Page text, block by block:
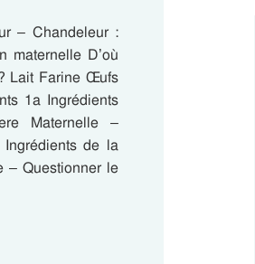
– Chandeleur :
maternelle D’où
Lait Farine Œufs
1a Ingrédients
Maternelle –
de la
– Questionner le